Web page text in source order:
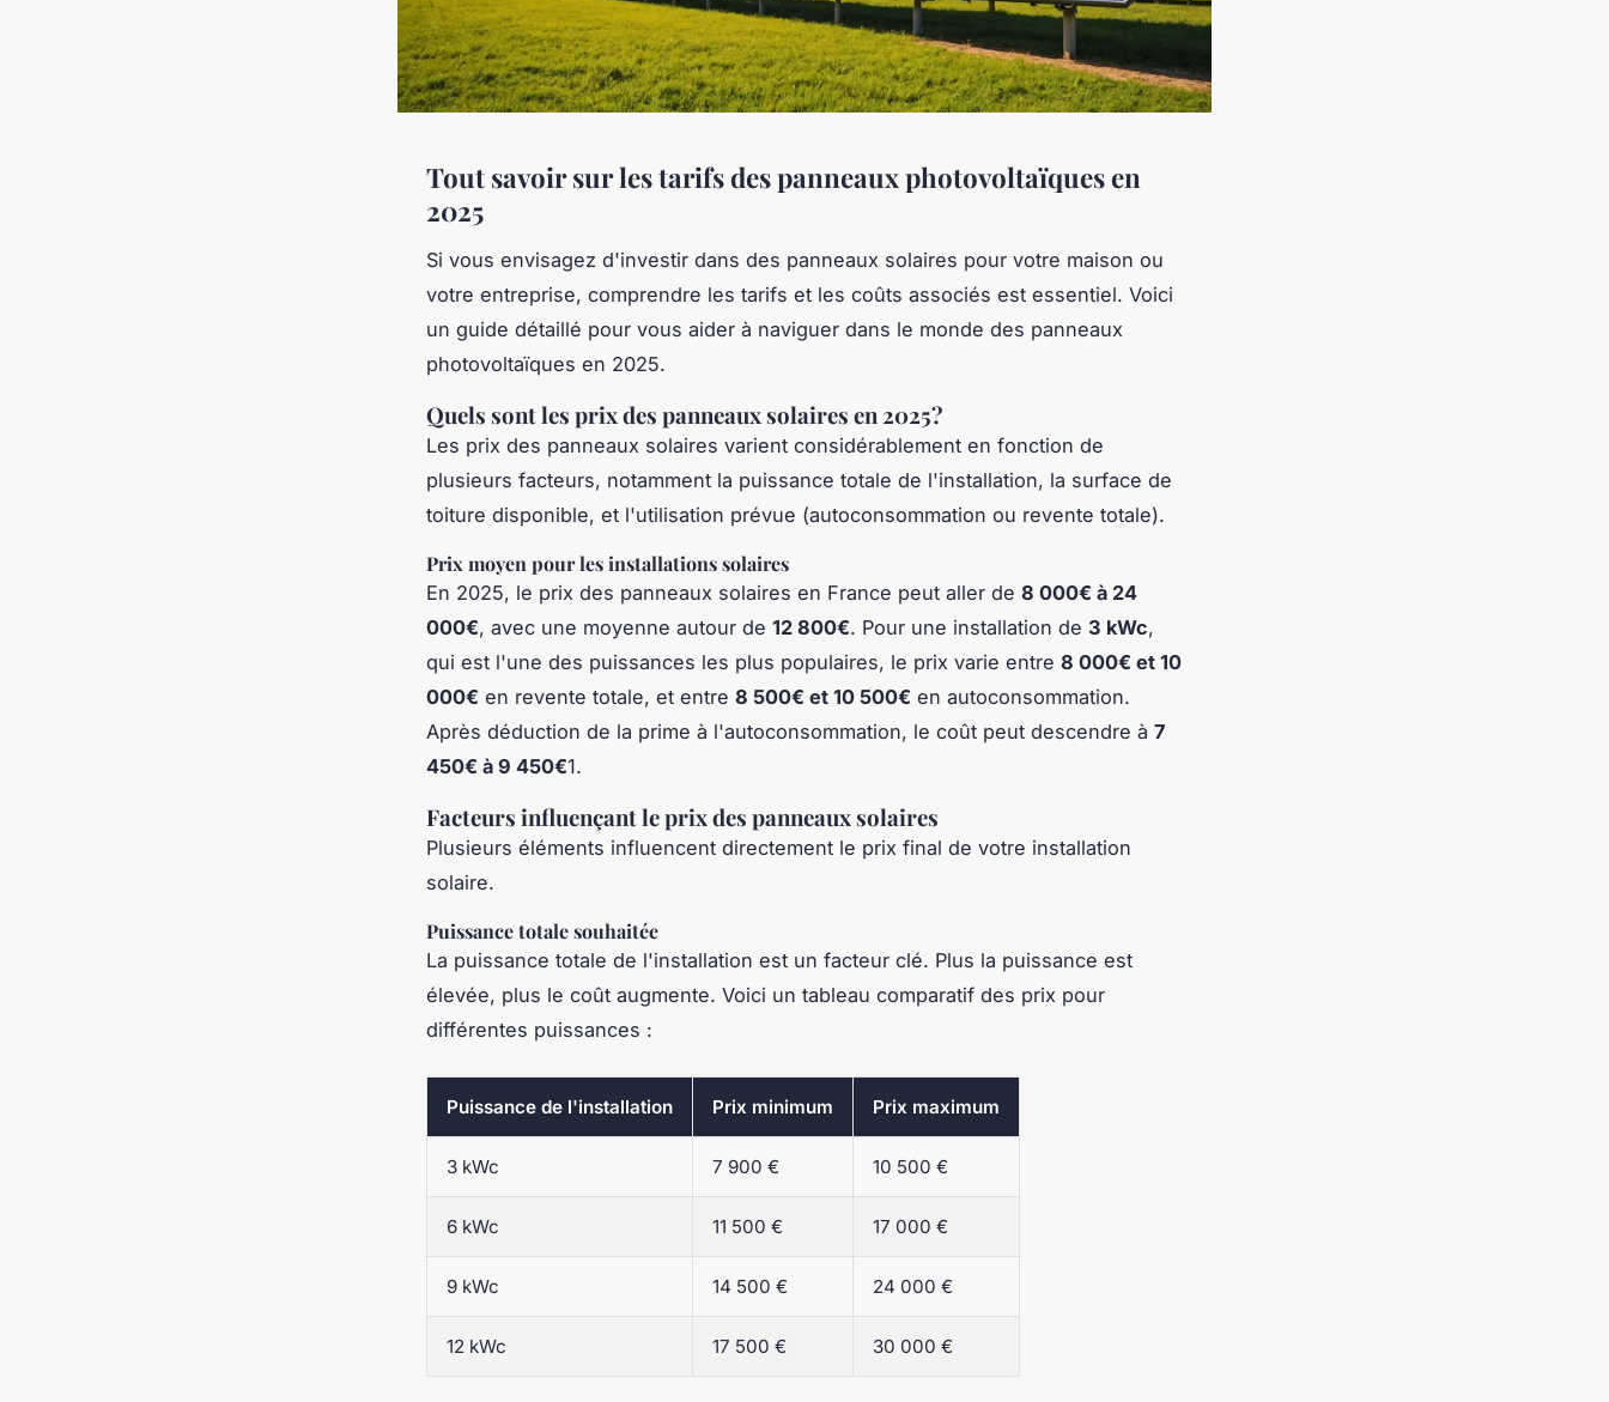
Tout savoir sur les tarifs des panneaux photovoltaïques en
2025
Si vous envisagez d'investir dans des panneaux solaires pour votre maison ou
votre entreprise, comprendre les tarifs et les coûts associés est essentiel. Voici
un guide détaillé pour vous aider à naviguer dans le monde des panneaux
photovoltaïques en 2025.
Quels sont les prix des panneaux solaires en 2025?
Les prix des panneaux solaires varient considérablement en fonction de
plusieurs facteurs, notamment la puissance totale de l'installation, la surface de
toiture disponible, et l'utilisation prévue (autoconsommation ou revente totale).
Prix moyen pour les installations solaires
En 2025, le prix des panneaux solaires en France peut aller de 8 000€ à 24
000€, avec une moyenne autour de 12 800€. Pour une installation de 3 kWc,
qui est l'une des puissances les plus populaires, le prix varie entre 8 000€ et 10
000€ en revente totale, et entre 8 500€ et 10 500€ en autoconsommation.
Après déduction de la prime à l'autoconsommation, le coût peut descendre à 7
450€ à 9 450€1.
Facteurs influençant le prix des panneaux solaires
Plusieurs éléments influencent directement le prix final de votre installation
solaire.
Puissance totale souhaitée
La puissance totale de l'installation est un facteur clé. Plus la puissance est
élevée, plus le coût augmente. Voici un tableau comparatif des prix pour
différentes puissances :
Puissance de l'installation Prix minimum Prix maximum
3 kWc 7 900 € 10 500 €
6 kWc 11 500 € 17 000 €
9 kWc 14 500 € 24 000 €
12 kWc 17 500 € 30 000 €